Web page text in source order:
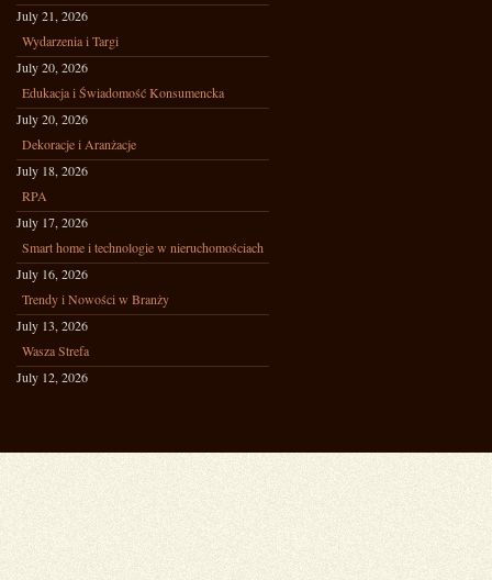
July 21, 2026
Wydarzenia i Targi
July 20, 2026
Edukacja i Świadomość Konsumencka
July 20, 2026
Dekoracje i Aranżacje
July 18, 2026
RPA
July 17, 2026
Smart home i technologie w nieruchomościach
July 16, 2026
Trendy i Nowości w Branży
July 13, 2026
Wasza Strefa
July 12, 2026